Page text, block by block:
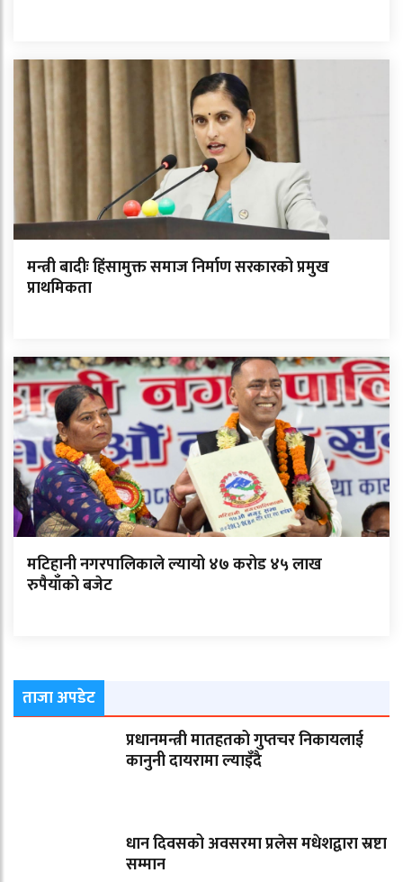
मन्त्री बादीः हिंसामुक्त समाज निर्माण सरकारको प्रमुख
प्राथमिकता
मटिहानी नगरपालिकाले ल्यायो ४७ करोड ४५ लाख
रुपैयाँको बजेट
ताजा अपडेट
प्रधानमन्त्री मातहतको गुप्तचर निकायलाई
कानुनी दायरामा ल्याइँदै
धान दिवसको अवसरमा प्रलेस मधेशद्वारा स्रष्टा
सम्मान